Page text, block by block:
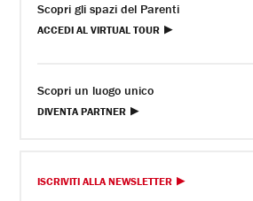
Scopri gli spazi del Parenti
ACCEDI AL VIRTUAL TOUR
Scopri un luogo unico
DIVENTA PARTNER
ISCRIVITI ALLA NEWSLETTER